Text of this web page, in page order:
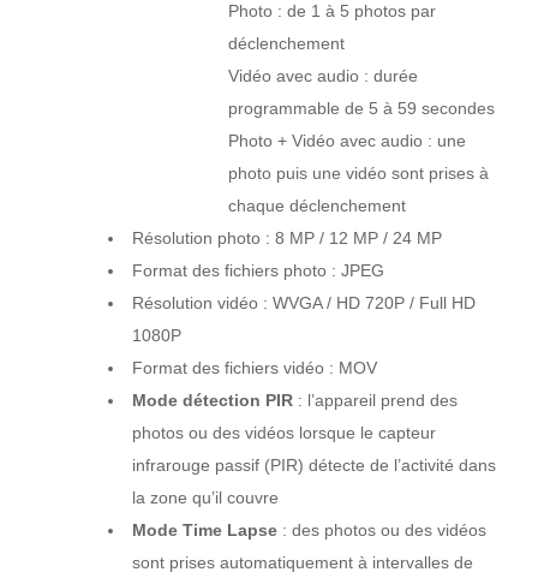
Photo : de 1 à 5 photos par
déclenchement
Vidéo avec audio : durée
programmable de 5 à 59 secondes
Photo + Vidéo avec audio : une
photo puis une vidéo sont prises à
chaque déclenchement
Résolution photo : 8 MP / 12 MP / 24 MP
Format des fichiers photo : JPEG
Résolution vidéo : WVGA / HD 720P / Full HD
1080P
Format des fichiers vidéo : MOV
Mode détection PIR : l’appareil prend des
photos ou des vidéos lorsque le capteur
infrarouge passif (PIR) détecte de l’activité dans
la zone qu’il couvre
Mode Time Lapse : des photos ou des vidéos
sont prises automatiquement à intervalles de